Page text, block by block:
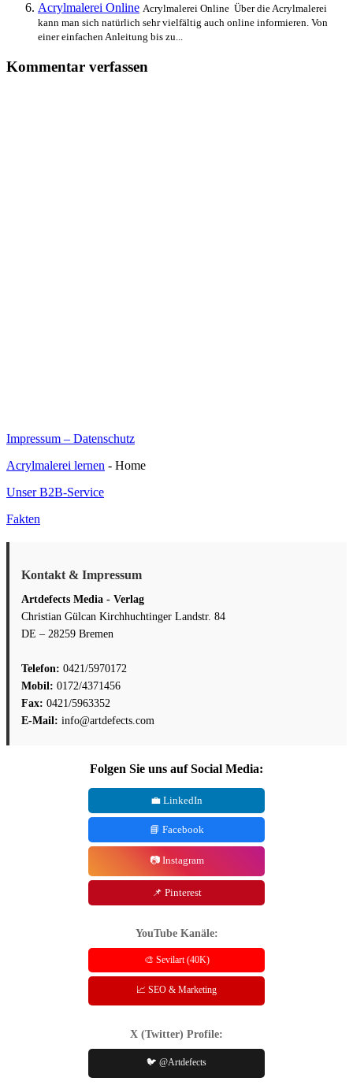
Acrylmalerei Online Acrylmalerei Online Über die Acrylmalerei
kann man sich natürlich sehr vielfältig auch online informieren. Von
einer einfachen Anleitung bis zu...
Kommentar verfassen
Impressum – Datenschutz
Acrylmalerei lernen - Home
Unser B2B-Service
Fakten
Kontakt & Impressum
Artdefects Media - Verlag
Christian Gülcan Kirchhuchtinger Landstr. 84
DE – 28259 Bremen
Telefon: 0421/5970172
Mobil: 0172/4371456
Fax: 0421/5963352
E-Mail: info@artdefects.com
Folgen Sie uns auf Social Media:
💼 LinkedIn
📘 Facebook
📷 Instagram
📌 Pinterest
YouTube Kanäle:
🎨 Sevilart (40K)
📈 SEO & Marketing
X (Twitter) Profile:
🐦 @Artdefects